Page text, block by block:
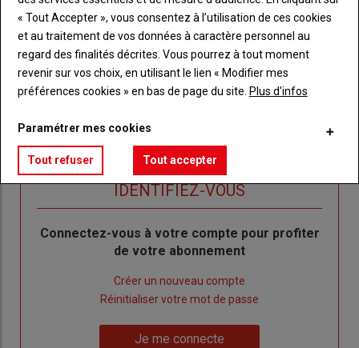
Publicité
Sous-
titre
Vous êtes abonné(e)
TITRE IDENTIFIEZ-VOUS
Body
Connectez-vous à votre compte pour profiter
de votre abonnement
Créer un nouveau compte
Réinitialiser votre mot de passe
Je me connecte
« Tout Accepter », vous consentez à l’utilisation de ces cookies
et au traitement de vos données à caractère personnel au
regard des finalités décrites. Vous pourrez à tout moment
revenir sur vos choix, en utilisant le lien « Modifier mes
préférences cookies » en bas de page du site. Plus d'infos
Paramétrer mes cookies
Tout refuser Tout accepter